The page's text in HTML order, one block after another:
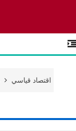
اقتصاد قياسي